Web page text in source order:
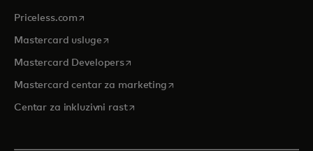
Priceless.com opens in a new tab
Mastercard uslugeopens in a new tab
Mastercard Developersopens in a new tab
Mastercard centar za marketingopens in a new tab
Centar za inkluzivni rastopens in a new tab